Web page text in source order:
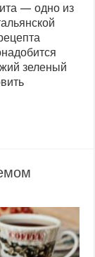
— одно из
зеленый